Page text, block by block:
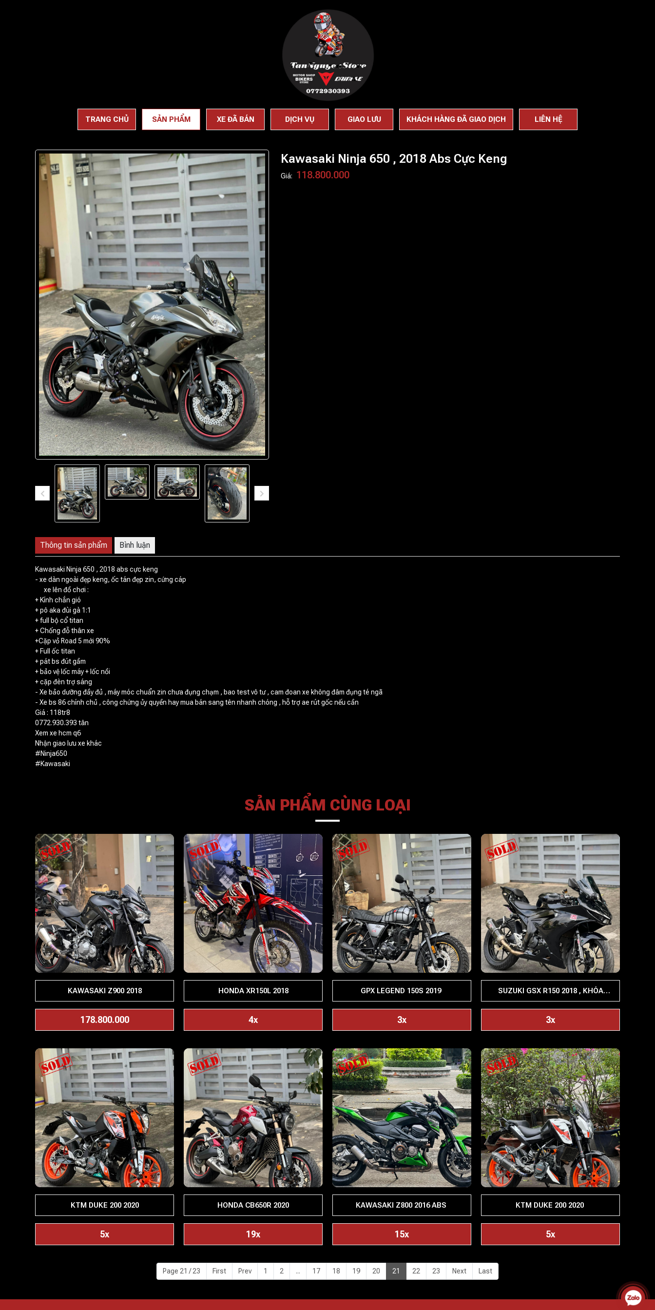
TRANG CHỦ SẢN PHẨM XE ĐÃ BÁN DỊCH VỤ GIAO LƯU KHÁCH HÀNG ĐÃ GIAO DỊCH LIÊN HỆ
Kawasaki Ninja 650 , 2018 Abs Cực Keng
Giá: 118.800.000
Thông tin sản phẩm Bình luận
Kawasaki Ninja 650 , 2018 abs cực keng
- xe dàn ngoài đẹp keng, ốc tán đẹp zin, cứng cáp
xe lên đồ chơi :
+ Kính chắn gió
+ pô aka đùi gà 1:1
+ full bộ cổ titan
+ Chống đỗ thân xe
+Cặp vỏ Road 5 mới 90%
+ Full ốc titan
+ pát bs đút gầm
+ bảo vệ lốc máy + lốc nồi
+ cặp đèn trợ sáng
- Xe bảo dưỡng đầy đủ , máy móc chuẩn zin chưa đụng chạm , bao test vô tư , cam đoan xe không đâm đụng té ngã
- Xe bs 86 chính chủ , công chứng ủy quyền hay mua bán sang tên nhanh chóng , hỗ trợ ae rút gốc nếu cần
Giá : 118tr8
0772.930.393 tân
Xem xe hcm q6
Nhận giao lưu xe khác
#Ninja650
#Kawasaki
SẢN PHẨM CÙNG LOẠI
KAWASAKI Z900 2018
178.800.000
HONDA XR150L 2018
4x
GPX LEGEND 150S 2019
3x
SUZUKI GSX R150 2018 , KHÓA
SMARTKEY
3x
KTM DUKE 200 2020
5x
HONDA CB650R 2020
19x
KAWASAKI Z800 2016 ABS
15x
KTM DUKE 200 2020
5x
Page 21 / 23 First Prev 1 2 ... 17 18 19 20 21 22 23 Next Last